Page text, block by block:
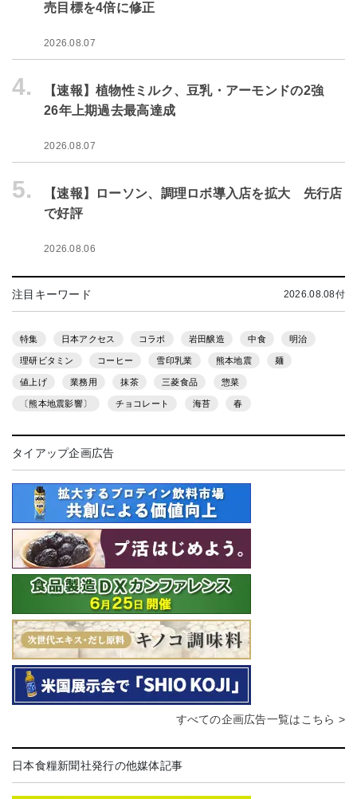
売目標を4倍に修正
2026.08.07
4.
【速報】植物性ミルク、豆乳・アーモンドの2強
26年上期過去最高達成
2026.08.07
5.
【速報】ローソン、調理ロボ導入店を拡大 先行店
で好評
2026.08.06
注目キーワード 2026.08.08付
特集 日本アクセス コラボ 岩田醸造 中食 明治
理研ビタミン コーヒー 雪印乳業 熊本地震 麺
値上げ 業務用 抹茶 三菱食品 惣菜
〔熊本地震影響〕 チョコレート 海苔 春
タイアップ企画広告
すべての企画広告一覧はこちら >
日本食糧新聞社発行の他媒体記事